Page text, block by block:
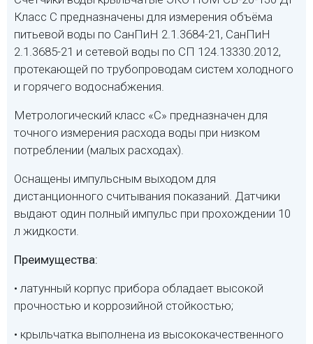
Класс С предназначены для измерения объёма
питьевой воды по СанПиН 2.1.3684-21, СанПиН
2.1.3685-21 и сетевой воды по СП 124.13330.2012,
протекающей по трубопроводам систем холодного
и горячего водоснабжения.
Метрологический класс «С» предназначен для
точного измерения расхода воды при низком
потреблении (малых расходах).
Оснащены импульсным выходом для
дистанционного считывания показаний. Датчики
выдают один полный импульс при прохождении 10
л жидкости.
Преимущества:
• латунный корпус прибора обладает высокой
прочностью и коррозийной стойкостью;
• крыльчатка выполнена из высококачественного